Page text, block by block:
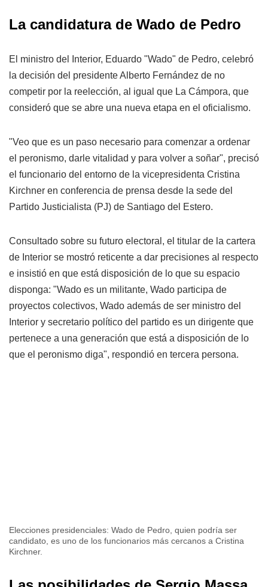
La candidatura de Wado de Pedro
El ministro del Interior, Eduardo "Wado" de Pedro, celebró
la decisión del presidente Alberto Fernández de no
competir por la reelección, al igual que La Cámpora, que
consideró que se abre una nueva etapa en el oficialismo.
"Veo que es un paso necesario para comenzar a ordenar
el peronismo, darle vitalidad y para volver a soñar", precisó
el funcionario del entorno de la vicepresidenta Cristina
Kirchner en conferencia de prensa desde la sede del
Partido Justicialista (PJ) de Santiago del Estero.
Consultado sobre su futuro electoral, el titular de la cartera
de Interior se mostró reticente a dar precisiones al respecto
e insistió en que está disposición de lo que su espacio
disponga: "Wado es un militante, Wado participa de
proyectos colectivos, Wado además de ser ministro del
Interior y secretario político del partido es un dirigente que
pertenece a una generación que está a disposición de lo
que el peronismo diga", respondió en tercera persona.
Elecciones presidenciales: Wado de Pedro, quien podría ser
candidato, es uno de los funcionarios más cercanos a Cristina
Kirchner.